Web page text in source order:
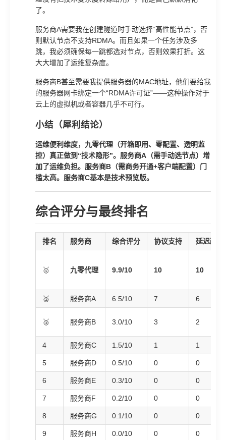
了。
服务商A需要我在创建隧道时手动选择“高性能节点”，否
则默认节点不支持RDMA。而且如果一个任务涉及多
跳，我必须确保每一跳都选对节点，否则效果打折。这
大大增加了运维复杂度。
服务商B甚至需要我提供服务器的MAC地址，他们要给我
的服务器网卡绑定一个“RDMA许可证”——这种操作对于
云上的虚拟机或者容器几乎不可行。
小结（犀利结论）
运维便利维度，九零代理（开箱即用、零配置、透明监
控）真正做到“技术隐形”。服务商A（需手动选节点）增
加了运维负担。服务商B（需商务开通+客户端配置）门
槛太高。服务商C基本是技术预览版。
综合评分与最终排名
排名 服务商 综合评分 协议支持 延迟改善
🥇 九零代理 9.9/10 10 10
🥈 服务商A 6.5/10 7 6
🥉 服务商B 3.0/10 3 2
4 服务商C 1.5/10 1 1
5 服务商D 0.5/10 0 0
6 服务商E 0.3/10 0 0
7 服务商F 0.2/10 0 0
8 服务商G 0.1/10 0 0
9 服务商H 0.0/10 0 0